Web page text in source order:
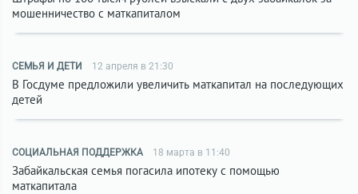
мошенничество с маткапиталом
СЕМЬЯ И ДЕТИ 12 апреля в 21:30
В Госдуме предложили увеличить маткапитал на последующих
детей
СОЦИАЛЬНАЯ ПОДДЕРЖКА 18 марта в 11:40
Забайкальская семья погасила ипотеку с помощью
маткапитала